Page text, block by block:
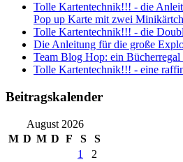
Tolle Kartentechnik!!! - die
Pop up Karte mit zwei
Tolle Kartentechnik!!! - die
Die Anleitung für die große
Team Blog Hop: ein Bücherregal
Tolle Kartentechnik!!! - eine
Beitragskalender
August 2026
M D M D F S
S
1
2